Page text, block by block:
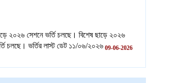
২০২৬ সেশনে ভর্তি চলছে। বিশেষ ছাড়ে ২০২৬
চলছে। ভর্তির লাস্ট ডেট ১১/০৬/২০২৬ 09-06-2026
২০২৬ সেশনে ভর্তি চলছে। বিশেষ ছাড়ে ২০২৬